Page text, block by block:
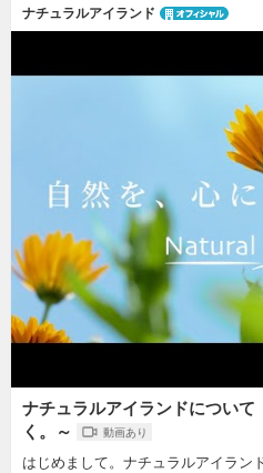
ナチュラルアイランド
ナチュラルアイランドについ
く。～
動画あり
はじめまして。ナチュラルアイラン